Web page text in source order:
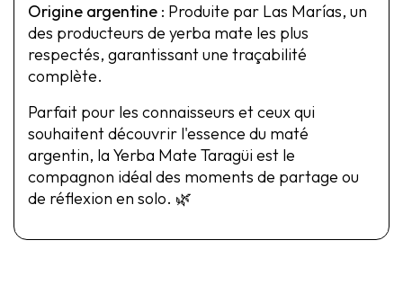
Origine argentine : Produite par Las Marías, un
des producteurs de yerba mate les plus
respectés, garantissant une traçabilité
complète.
Parfait pour les connaisseurs et ceux qui
souhaitent découvrir l'essence du maté
argentin, la Yerba Mate Taragüi est le
compagnon idéal des moments de partage ou
de réflexion en solo. 🌿